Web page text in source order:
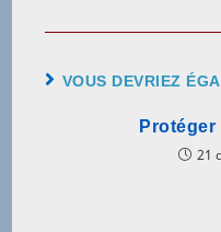
VOUS DEVRIEZ
Protéger
21